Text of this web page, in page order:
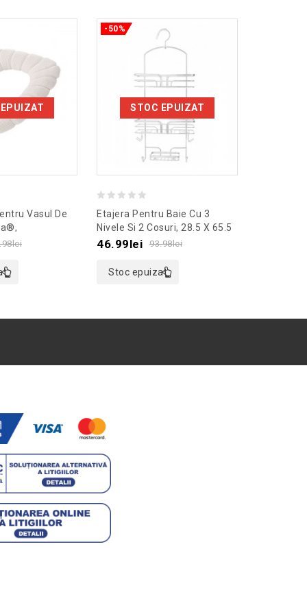
Vasul De
Bej
lei
STOC EPUIZAT
-50%
out
of
Etajera Pentru Baie Cu 3
Nivele Si 2 Cosuri, 28.5 X 65.5
X 12 Cm, Culoaremodel
93.98lei
46.99lei
Stoc epuizat